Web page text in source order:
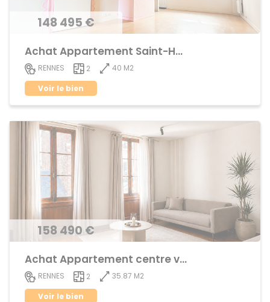
148 495 €
Achat Appartement Saint-Helier
RENNES 2
40 M2
Voir le bien
158 490 €
Achat Appartement centre ville
RENNES 2
35.87 M2
Voir le bien